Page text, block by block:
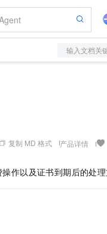
输入文档关
复制 MD 格式 产品详情
作以及证书到期后的处理
Qoder
面向真实软件的智能体编程平
轻松解锁专属 DeepSeek-V4-
5 分钟轻松部署专属
低至2折
AI 场景体验
从图文生成到视频创作，一键
AI 广告创作
图文、视频一站生成，高效打
配置报价器
基础软件
JAVA
产品伙伴合作计划
云网络合作计划
阿里云认证
信息公告
市场活动